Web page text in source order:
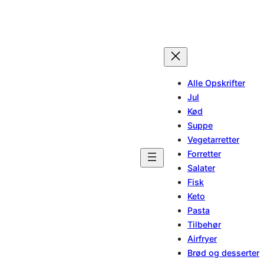
Alle Opskrifter
Jul
Kød
Suppe
Vegetarretter
Forretter
Salater
Fisk
Keto
Pasta
Tilbehør
Airfryer
Brød og desserter